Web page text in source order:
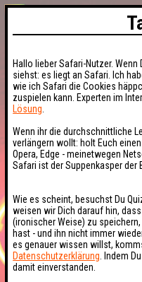
Hallo lieber Safari-Nutzer.
siehst: es liegt an Safari. Ich
wie ich Safari die Cookies
zuspielen kann. Experten im
Lösung
Wenn ihr die durchschnittliche
verlängern wollt: holt Euch
Opera, Edge - meinetwegen
Safari ist der Suppenkasper der
Wie es scheint, besuchst Du
weisen wir Dich darauf hin,
(ironischer Weise) zu speichern,
hast - und ihn nicht immer
es genauer wissen willst,
Datenschutzerklärung . Indem
damit einverstanden.